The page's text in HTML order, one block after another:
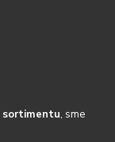
sortimentu, sme